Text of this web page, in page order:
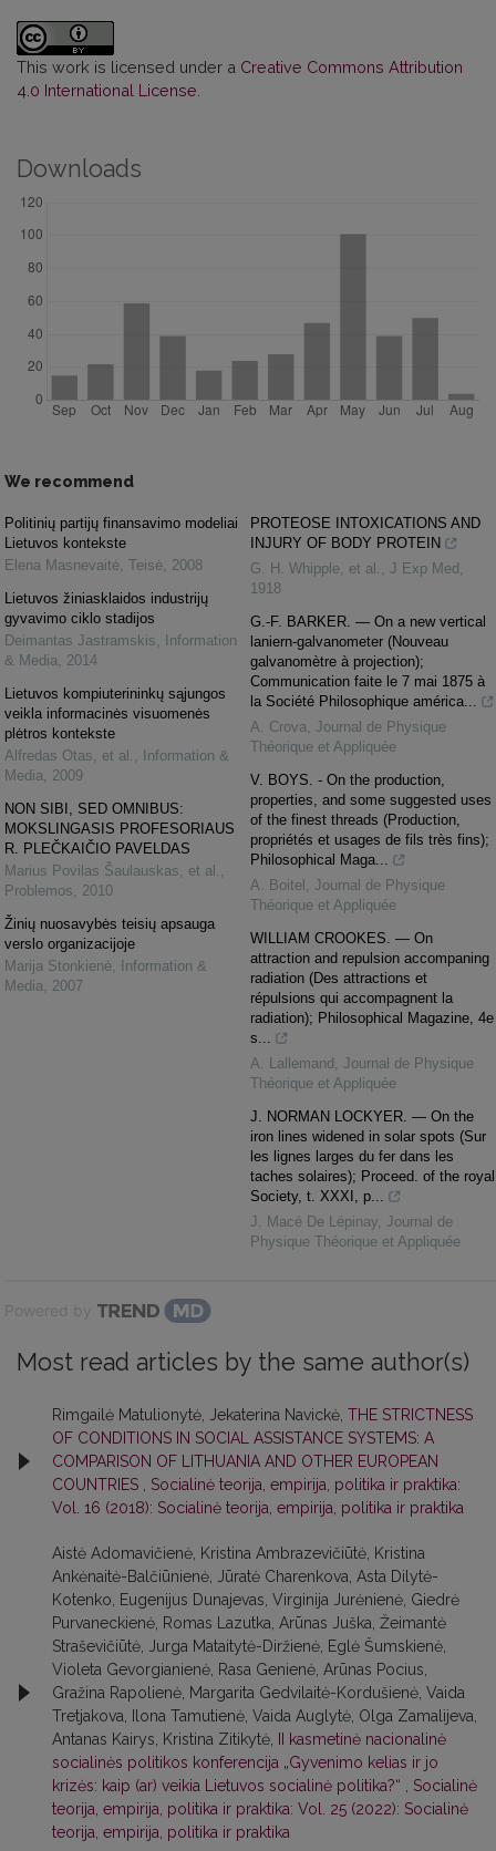
This work is licensed under a Creative Commons Attribution
4.0 International License
Downloads
We recommend
Politinių partijų finansavimo modeliai
Lietuvos kontekste
Elena Masnevaitė Teisė 2008
Lietuvos žiniasklaidos industrijų
gyvavimo ciklo stadijos
Deimantas Jastramskis
Information
& Media
2014
Lietuvos kompiuterininkų sąjungos
veikla informacinės visuomenės
plėtros kontekste
Alfredas Otas, et al.
Information &
Media
2009
NON SIBI, SED OMNIBUS:
MOKSLINGASIS PROFESORIAUS
R. PLEČKAIČIO PAVELDAS
Marius Povilas Šaulauskas, et al.
Problemos
2010
Žinių nuosavybės teisių apsauga
verslo organizacijoje
Marija Stonkienė Information &
Media
2007
PROTEOSE INTOXICATIONS AND
INJURY OF BODY PROTEIN
G. H. Whipple, et al.
J Exp Med
1918
G.-F. BARKER. — On a new vertical
laniern-galvanometer (Nouveau
galvanomètre à projection);
Communication faite le 7 mai 1875 à
la Société Philosophique américa...
A. Crova Journal de Physique
Théorique et Appliquée
V. BOYS. - On the production,
properties, and some suggested uses
of the finest threads (Production,
propriétés et usages de fils très fins);
Philosophical Maga...
A. Boitel Journal de Physique
Théorique et Appliquée
WILLIAM CROOKES. — On
attraction and repulsion accompaning
radiation (Des attractions et
répulsions qui accompagnent la
radiation); Philosophical Magazine, 4e
s...
A. Lallemand Journal de Physique
Théorique et Appliquée
J. NORMAN LOCKYER. — On the
iron lines widened in solar spots (Sur
les lignes larges du fer dans les
taches solaires); Proceed. of the royal
Society, t. XXXI, p...
J. Macé De Lépinay Journal de
Physique Théorique et Appliquée
Powered by
Most read articles by the same author(s)
Rimgailė Matulionytė, Jekaterina Navickė, THE STRICTNESS
OF CONDITIONS IN SOCIAL ASSISTANCE SYSTEMS: A
COMPARISON OF LITHUANIA AND OTHER EUROPEAN
COUNTRIES
Socialinė teorija, empirija, politika ir praktika:
Vol. 16 (2018): Socialinė teorija, empirija, politika ir praktika
Aistė Adomavičienė, Kristina Ambrazevičiūtė, Kristina
Ankėnaitė-Balčiūnienė, Jūratė Charenkova, Asta Dilytė-
Kotenko, Eugenijus Dunajevas, Virginija Jurėnienė, Giedrė
Purvaneckienė, Romas Lazutka, Arūnas Juška, Žeimantė
Straševičiūtė, Jurga Mataitytė-Diržienė, Eglė Šumskienė,
Violeta Gevorgianienė, Rasa Genienė, Arūnas Pocius,
Gražina Rapolienė, Margarita Gedvilaitė-Kordušienė, Vaida
Tretjakova, Ilona Tamutienė, Vaida Auglytė, Olga Zamalijeva,
Antanas Kairys, Kristina Zitikytė,
II kasmetinė nacionalinė
socialinės politikos konferencija „Gyvenimo kelias ir jo
krizės: kaip (ar) veikia Lietuvos socialinė politika?“
Socialinė
teorija, empirija, politika ir praktika: Vol. 25 (2022): Socialinė
teorija, empirija, politika ir praktika